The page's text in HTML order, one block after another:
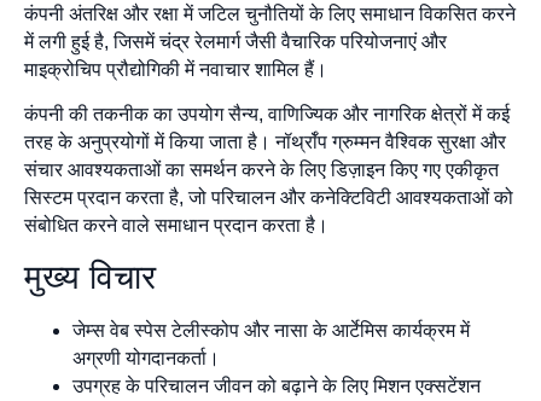
कंपनी अंतरिक्ष और रक्षा में जटिल चुनौतियों के लिए समाधान विकसित करने
में लगी हुई है, जिसमें चंद्र रेलमार्ग जैसी वैचारिक परियोजनाएं और
माइक्रोचिप प्रौद्योगिकी में नवाचार शामिल हैं।
कंपनी की तकनीक का उपयोग सैन्य, वाणिज्यिक और नागरिक क्षेत्रों में कई
तरह के अनुप्रयोगों में किया जाता है। नॉर्थ्रॉप ग्रुम्मन वैश्विक सुरक्षा और
संचार आवश्यकताओं का समर्थन करने के लिए डिज़ाइन किए गए एकीकृत
सिस्टम प्रदान करता है, जो परिचालन और कनेक्टिविटी आवश्यकताओं को
संबोधित करने वाले समाधान प्रदान करता है।
मुख्य विचार
जेम्स वेब स्पेस टेलीस्कोप और नासा के आर्टेमिस कार्यक्रम में
अग्रणी योगदानकर्ता।
उपग्रह के परिचालन जीवन को बढ़ाने के लिए मिशन एक्सटेंशन